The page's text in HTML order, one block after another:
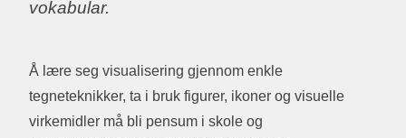
vokabular.
Å lære seg visualisering gjennom enkle
tegneteknikker, ta i bruk figurer, ikoner og visuelle
virkemidler må bli pensum i skole og